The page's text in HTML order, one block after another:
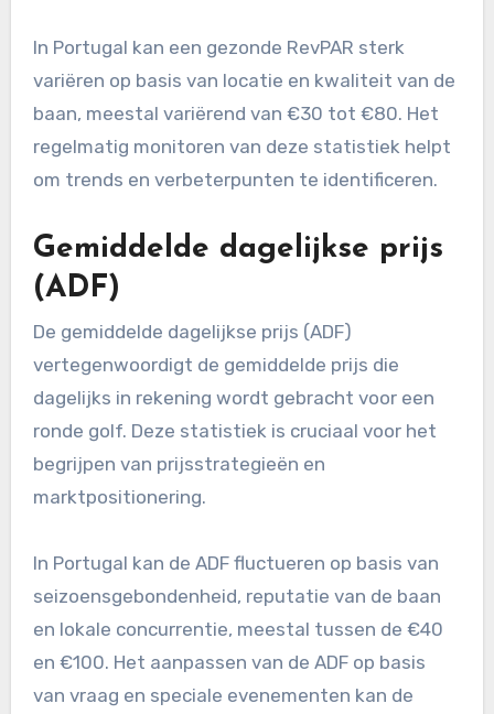
In Portugal kan een gezonde RevPAR sterk
variëren op basis van locatie en kwaliteit van de
baan, meestal variërend van €30 tot €80. Het
regelmatig monitoren van deze statistiek helpt
om trends en verbeterpunten te identificeren.
Gemiddelde dagelijkse prijs
(ADF)
De gemiddelde dagelijkse prijs (ADF)
vertegenwoordigt de gemiddelde prijs die
dagelijks in rekening wordt gebracht voor een
ronde golf. Deze statistiek is cruciaal voor het
begrijpen van prijsstrategieën en
marktpositionering.
In Portugal kan de ADF fluctueren op basis van
seizoensgebondenheid, reputatie van de baan
en lokale concurrentie, meestal tussen de €40
en €100. Het aanpassen van de ADF op basis
van vraag en speciale evenementen kan de